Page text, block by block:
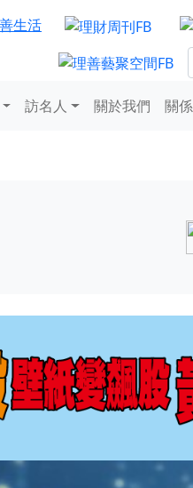
訪名人 關於我們 關